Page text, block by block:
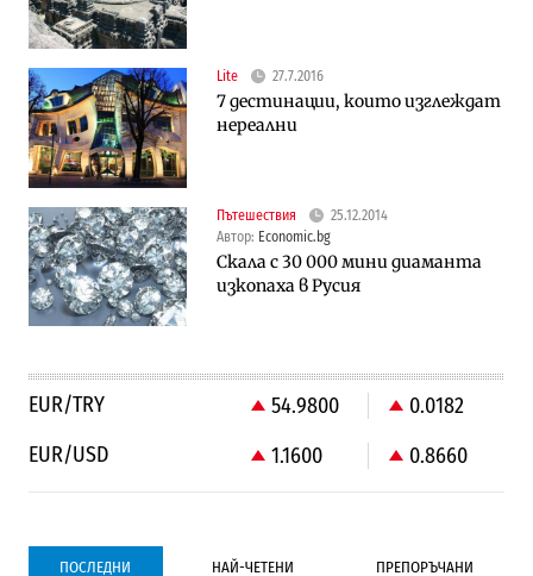
Lite 27.7.2016
7 дестинации, които изглеждат
нереални
Пътешествия
25.12.2014
Автор: Economic.bg
Скала с 30 000 мини диаманта
изкопаха в Русия
EUR/TRY 54.9800
0.0182
EUR/USD
1.1600 0.8660
ПОСЛЕДНИ НАЙ-ЧЕТЕНИ ПРЕПОРЪЧАНИ